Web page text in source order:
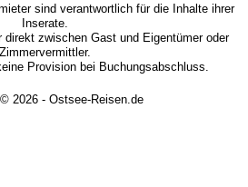
sind verantwortlich für die Inhalte ihrer
Inserate.
direkt zwischen Gast und Eigentümer oder
Zimmervermittler.
Provision bei Buchungsabschluss.
2026 - Ostsee-Reisen.de